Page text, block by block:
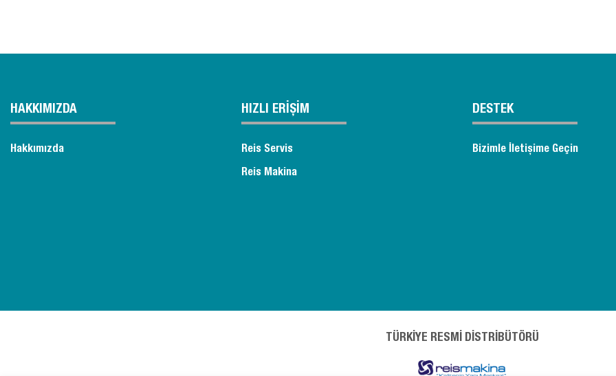
HAKKIMIZDA
Hakkımızda
HIZLI ERİŞİM
Reis Servis
Reis Makina
DESTEK
Bizimle İletişime Geçin
TÜRKİYE RESMİ DİSTRİBÜTÖRÜ